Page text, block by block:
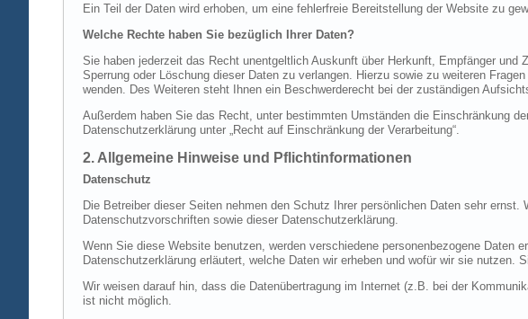
Ein Teil der Daten wird erhoben, um eine fehlerfreie Bereitstellung der Website zu
Welche Rechte haben Sie bezüglich Ihrer Daten?
Sie haben jederzeit das Recht unentgeltlich Auskunft über Herkunft, Empfänger
Sperrung oder Löschung dieser Daten zu verlangen. Hierzu sowie zu weiteren
wenden. Des Weiteren steht Ihnen ein Beschwerderecht bei der zuständigen
Außerdem haben Sie das Recht, unter bestimmten Umständen die Einschränkung
Datenschutzerklärung unter „Recht auf Einschränkung der Verarbeitung“.
2. Allgemeine Hinweise und Pflichtinformationen
Datenschutz
Die Betreiber dieser Seiten nehmen den Schutz Ihrer persönlichen Daten sehr
Datenschutzvorschriften sowie dieser Datenschutzerklärung.
Wenn Sie diese Website benutzen, werden verschiedene personenbezogene Daten
Datenschutzerklärung erläutert, welche Daten wir erheben und wofür wir sie
Wir weisen darauf hin, dass die Datenübertragung im Internet (z.B. bei der
ist nicht möglich.